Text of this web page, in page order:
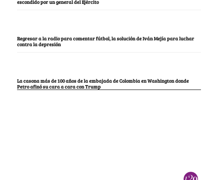
escondido por un general del Ejército
Regresar a la radio para comentar fútbol, la solución de Iván Mejía para luchar
contra la depresión
La casona más de 100 años de la embajada de Colombia en Washington donde
Petro afinó su cara a cara con Trump